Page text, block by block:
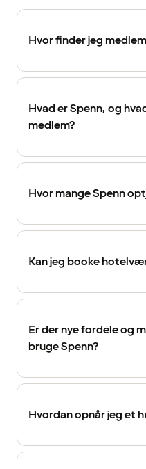
Hvor finder jeg
Hvad er Spenn, og
medlem?
Hvor mange Spenn
Kan jeg booke
Er der nye fordele og
bruge Spenn?
Hvordan opnår jeg et